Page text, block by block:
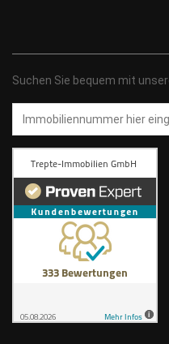
Suchen Sie bequem mit
Immobiliennummer